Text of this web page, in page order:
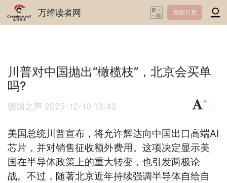
万维读者网 返回首页
川普对中国抛出“橄榄枝”，北京会买单
吗?
德国之声 2025-12-10 13:42
+
美国总统川普宣布，将允许辉达向中国出口高端AI
芯片，并对销售征收额外费用。这项决定显示美
国在半导体政策上的重大转变，也引发两极论
战。不过，随著北京近年持续强调半导体自给自